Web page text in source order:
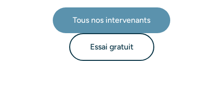
Tous nos intervenants
Essai gratuit